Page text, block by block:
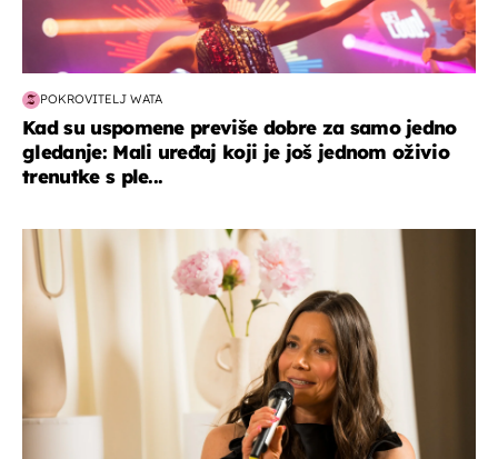
POKROVITELJ WATA
Kad su uspomene previše dobre za samo jedno
gledanje: Mali uređaj koji je još jednom oživio
trenutke s ple...
moda & ljepota